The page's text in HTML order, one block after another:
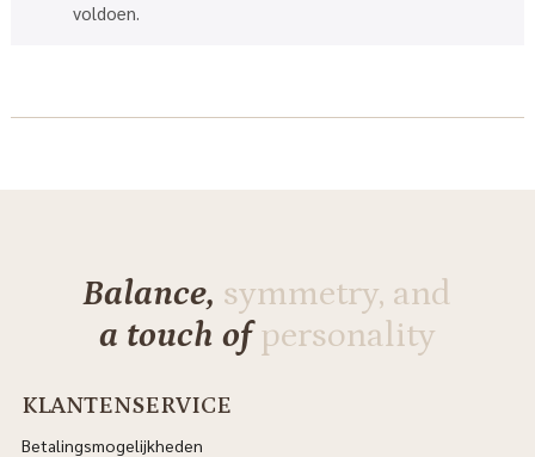
voldoen.
Balance, symmetry, and
a touch ofpersonality
KLANTENSERVICE
Betalingsmogelijkheden